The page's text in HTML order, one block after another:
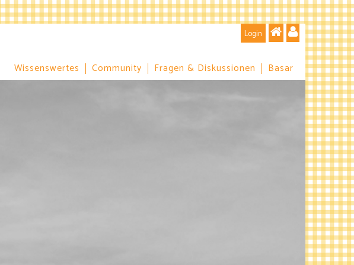
Login
Wissenswertes Community Fragen & Diskussionen Basar